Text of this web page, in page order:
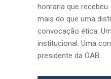
honraria que
mais do que uma
convocação ética.
institucional. Uma
presidente da OAB...